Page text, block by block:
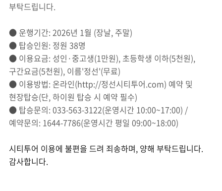
부탁드립니다.
● 운행기간: 2026년 1월 (장날, 주말)
● 탑승인원: 정원 38명
● ​ 이용요금: 성인·중고생(1만원), 초등학생 이하(5천원),
구간요금(5천원), 이름'정선'(무료)
● ​ 이용방법: 온라인(http://정선시티투어.com) 예약 및
현장탑승(단, 하이원 탑승 시 예약 필수)
● 탑승문의: 033-563-3122(운영시간 10:00~17:00) /
예약문의: 1644-7786(운영시간 평일 09:00~18:00)
시티투어 이용에 불편을 드려 죄송하며, 양해 부탁드립니다.
감사합니다.